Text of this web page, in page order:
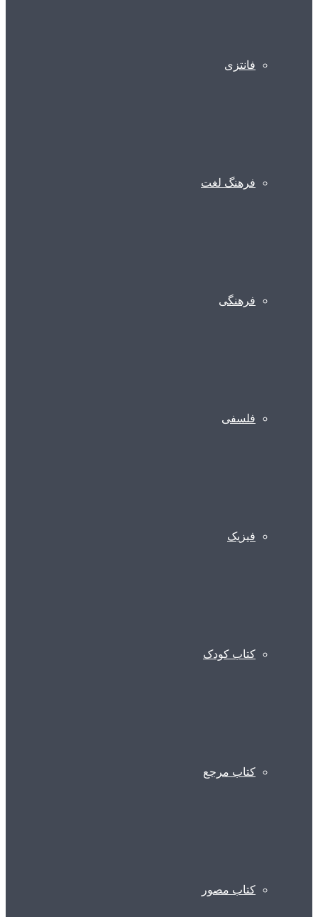
فانتزی
فرهنگ لغت
فرهنگی
فلسفی
فیزیک
کتاب کودک
کتاب مرجع
کتاب مصور